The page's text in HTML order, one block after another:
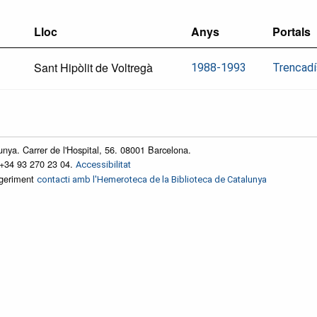
Lloc Anys Portals
Sant Hipòlit de Voltregà 1988-1993
Carrer de l'Hospital, 56. 08001 Barcelona.
93 270 23 04. Accessibilitat
contacti amb l'Hemeroteca de la Biblioteca de Catalunya